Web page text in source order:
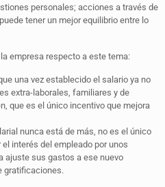
personales; acciones a través de
tener un mejor equilibrio entre lo
empresa respecto a este tema:
una vez establecido el salario ya no
extra-laborales, familiares y de
que es el único incentivo que mejora
nunca está de más, no es el único
interés del empleado por unos
ajuste sus gastos a ese nuevo
gratificaciones.